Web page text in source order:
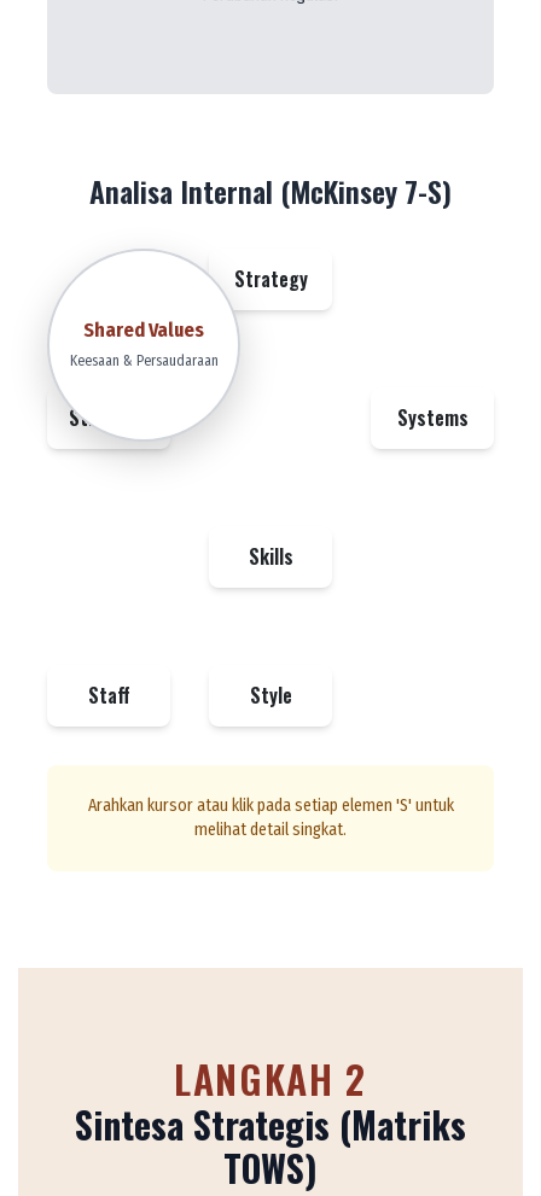
Analisa Internal (McKinsey 7-S)
Shared Values
Keesaan & Persaudaraan
Strategy
Structure Systems
Skills
Staff Style
Arahkan kursor atau klik pada setiap elemen 'S' untuk
melihat detail singkat.
LANGKAH 2
Sintesa Strategis (Matriks
TOWS)